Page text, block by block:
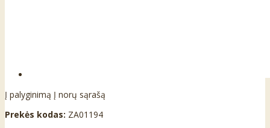
Į palyginimą Į norų sąrašą
Prekės kodas: ZA01194